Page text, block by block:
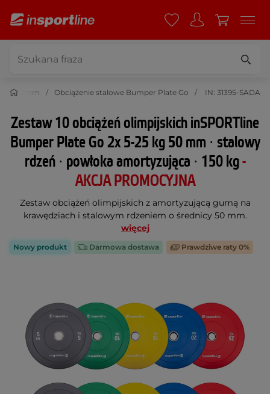
50mm Obciążenie stalowe Bumper Plate Go IN: 31395-SADA
Zestaw 10 obciążeń olimpijskich inSPORTline
Bumper Plate Go 2x 5-25 kg 50 mm ∙ stalowy
rdzeń ∙ powłoka amortyzująca ∙ 150 kg-
AKCJA PROMOCYJNA
Zestaw obciążeń olimpijskich z amortyzującą gumą na
krawędziach i stalowym rdzeniem o średnicy 50 mm.
więcej
Nowy produkt Darmowa dostawa Prawdziwe raty 0%